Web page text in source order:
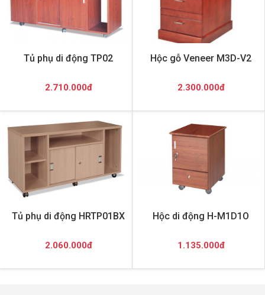
Tủ phụ di động TP02
2.710.000đ
Hộc gỗ Veneer M3D-V2
2.300.000đ
Tủ phụ di động HRTP01BX
2.060.000đ
Hộc di động H-M1D1O
1.135.000đ